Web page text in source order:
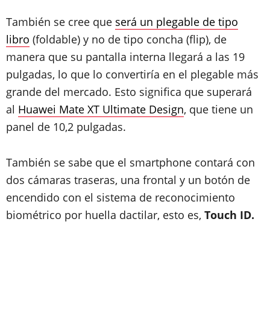
También se cree que será un plegable de tipo
libro (foldable) y no de tipo concha (flip), de
manera que su pantalla interna llegará a las 19
pulgadas, lo que lo convertiría en el plegable más
grande del mercado. Esto significa que superará
al Huawei Mate XT Ultimate Design, que tiene un
panel de 10,2 pulgadas.
También se sabe que el smartphone contará con
dos cámaras traseras, una frontal y un botón de
encendido con el sistema de reconocimiento
biométrico por huella dactilar, esto es, Touch ID.